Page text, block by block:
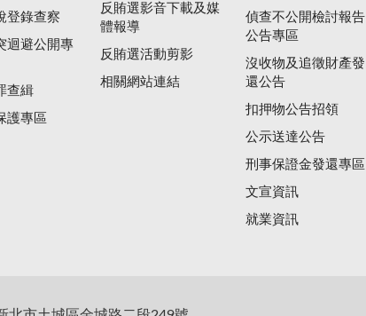
登錄查察
迴避公開專
查緝
護專區
反賄選影音下載及媒
體報導
反賄選活動剪影
相關網站連結
偵查不公開檢討報告
公告專區
沒收物及追徵財產發
還公告
扣押物公告招領
公示送達公告
刑事保證金發還專區
文宣資訊
就業資訊